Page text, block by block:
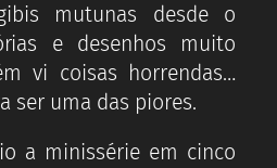
mutunas desde o
e desenhos muito
vi coisas horrendas…
ser uma das piores.
a minissérie em cinco